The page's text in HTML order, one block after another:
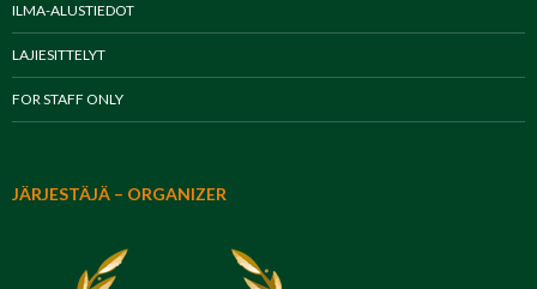
ILMA-ALUSTIEDOT
LAJIESITTELYT
FOR STAFF ONLY
JÄRJESTÄJÄ – ORGANIZER